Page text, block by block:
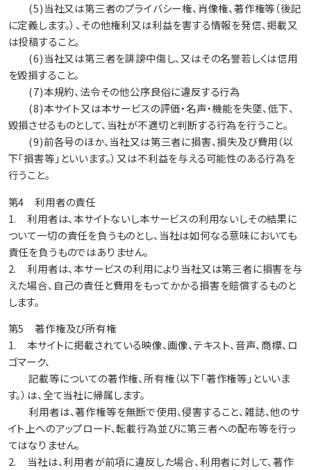
(5)当社又は第三者のプライバシー権、肖像権、著作権等（後記
に定義します。）、その他権利又は利益を害する情報を発信、掲載又
は投稿すること。
(6)当社又は第三者を誹謗中傷し、又はその名誉若しくは信用
を毀損すること。
(7)本規約、法令その他公序良俗に違反する行為
(8)本サイト又は本サービスの評価・名声・機能を失墜、低下、
毀損させるものとして、当社が不適切と判断する行為を行うこと。
(9)前各号のほか、当社又は第三者に損害、損失及び費用（以
下「損害等」といいます。）又は不利益を与える可能性のある行為を
行うこと。
第4 利用者の責任
1. 利用者は、本サイトないし本サービスの利用ないしその結果に
ついて一切の責任を負うものとし、当社は如何なる意味においても
責任を負うものではありません。
2. 利用者は、本サービスの利用により当社又は第三者に損害を与
えた場合、自己の責任と費用をもってかかる損害を賠償するものと
します。
第5 著作権及び所有権
1. 本サイトに掲載されている映像、画像、テキスト、音声、商標、ロ
ゴマーク、
記載等についての著作権、所有権（以下「著作権等」といいま
す。）は、全て当社に帰属します。
利用者は、著作権等を無断で使用、侵害すること、雑誌、他のサ
イト上へのアップロード、転載行為並びに第三者への配布等を行っ
てはなりません。
2. 当社は、利用者が前項に違反した場合、利用者に対して、著作